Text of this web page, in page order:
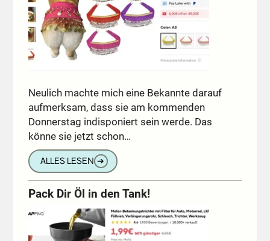
Neulich machte mich eine Bekannte darauf
aufmerksam, dass sie am kommenden
Donnerstag indisponiert sein werde. Das
könne sie jetzt schon…
ALLES LESEN ➔
Pack Dir Öl in den Tank!